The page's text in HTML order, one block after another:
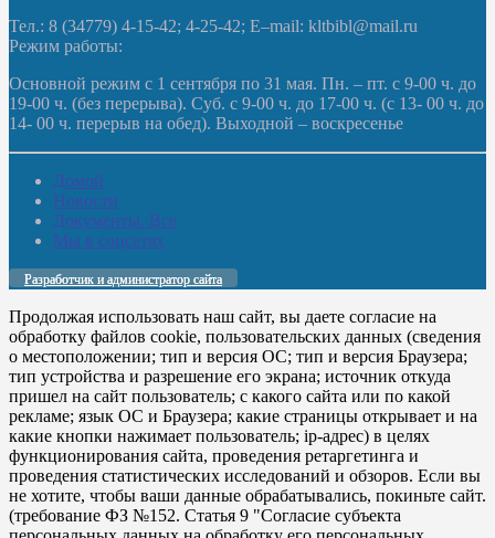
Тел.: 8 (34779) 4-15-42; 4-25-42; E–mail: kltbibl@mail.ru
Режим работы:
Основной режим с 1 сентября по 31 мая. Пн. – пт. с 9-00 ч. до
19-00 ч. (без перерыва). Суб. с 9-00 ч. до 17-00 ч. (с 13- 00 ч. до
14- 00 ч. перерыв на обед). Выходной – воскресенье
Домой
Новости
Документы. Все
Мы в соцсетях
Разработчик и администратор сайта
Продолжая использовать наш сайт, вы даете согласие на
обработку файлов cookie, пользовательских данных (сведения
о местоположении; тип и версия ОС; тип и версия Браузера;
тип устройства и разрешение его экрана; источник откуда
пришел на сайт пользователь; с какого сайта или по какой
рекламе; язык ОС и Браузера; какие страницы открывает и на
какие кнопки нажимает пользователь; ip-адрес) в целях
функционирования сайта, проведения ретаргетинга и
проведения статистических исследований и обзоров. Если вы
не хотите, чтобы ваши данные обрабатывались, покиньте сайт.
(требование ФЗ №152. Статья 9 "Согласие субъекта